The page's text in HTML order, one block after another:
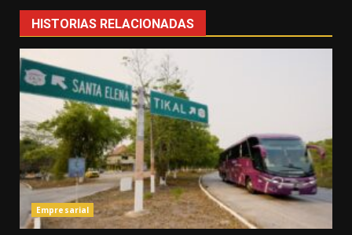
HISTORIAS RELACIONADAS
Empresarial